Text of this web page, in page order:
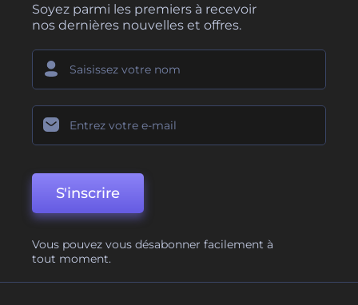
Soyez parmi les premiers à recevoir
nos dernières nouvelles et offres.
S'inscrire
Vous pouvez vous désabonner facilement à
tout moment.